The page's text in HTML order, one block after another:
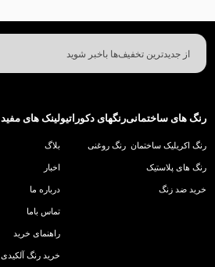
رنگ های ساختمانی
رنگ اکریلیک ساختمان
رنگ های پلاستیک
خرید ضد زنگ
رنگهای دکوراتیو
رنگ روغنی
لینک های مفید
بلاگ
اخبار
درباره ما
تماس باما
راهنمای خرید
خرید رنگ آلکیدی